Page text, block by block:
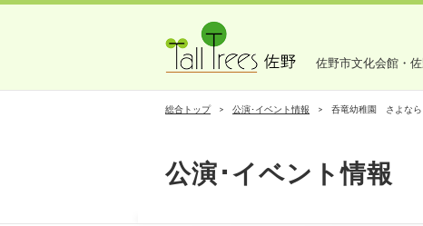
佐野市文化会館・
総合トップ 公演･イベント情報 呑竜幼稚園 さよなら
公演･イベント情報